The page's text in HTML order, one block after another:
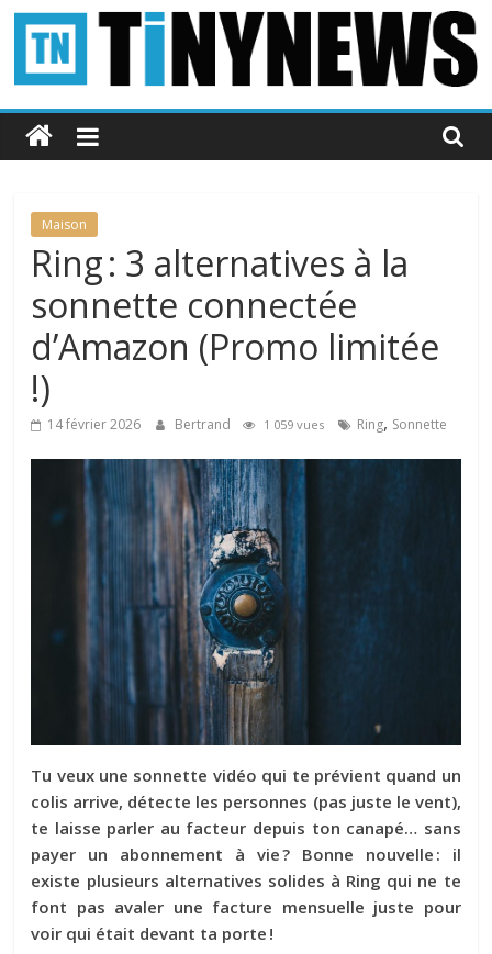
Passer
contenu
Tinynews
Le
belge
connecté
Maison
Ring : 3 alternatives à la
sonnette connectée
d’Amazon (Promo limitée
!)
14 février 2026 Bertrand 1 059 vues Ring, Sonnette
Tu veux une sonnette vidéo qui te prévient quand un
colis arrive, détecte les personnes (pas juste le vent),
te laisse parler au facteur depuis ton canapé… sans
payer un abonnement à vie? Bonne nouvelle : il
existe plusieurs alternatives solides à Ring qui ne te
font pas avaler une facture mensuelle juste pour
voir qui était devant ta porte !